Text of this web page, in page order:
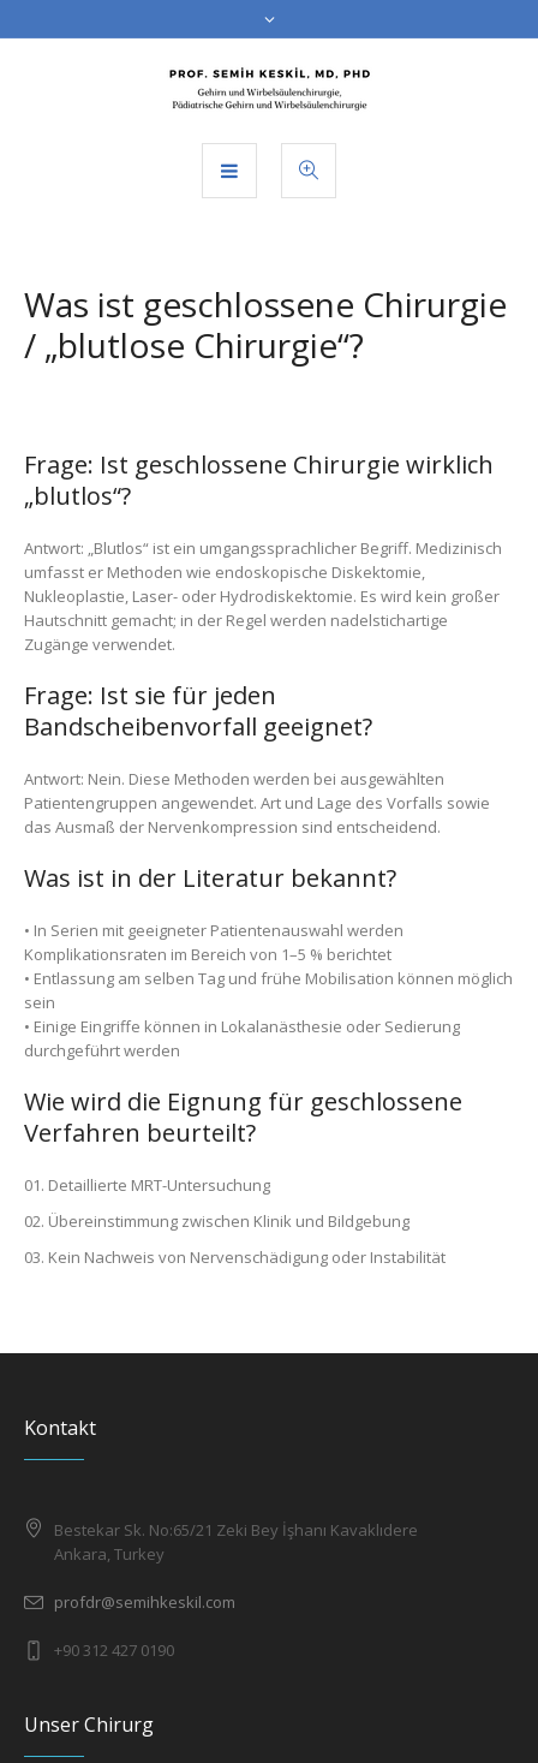
Was ist geschlossene Chirurgie
/ „blutlose Chirurgie“?
Frage: Ist geschlossene Chirurgie wirklich
„blutlos“?
Antwort: „Blutlos“ ist ein umgangssprachlicher Begriff. Medizinisch
umfasst er Methoden wie endoskopische Diskektomie,
Nukleoplastie, Laser- oder Hydrodiskektomie. Es wird kein großer
Hautschnitt gemacht; in der Regel werden nadelstichartige
Zugänge verwendet.
Frage: Ist sie für jeden
Bandscheibenvorfall geeignet?
Antwort: Nein. Diese Methoden werden bei ausgewählten
Patientengruppen angewendet. Art und Lage des Vorfalls sowie
das Ausmaß der Nervenkompression sind entscheidend.
Was ist in der Literatur bekannt?
• In Serien mit geeigneter Patientenauswahl werden
Komplikationsraten im Bereich von 1–5 % berichtet
• Entlassung am selben Tag und frühe Mobilisation können möglich
sein
• Einige Eingriffe können in Lokalanästhesie oder Sedierung
durchgeführt werden
Wie wird die Eignung für geschlossene
Verfahren beurteilt?
Detaillierte MRT-Untersuchung
Übereinstimmung zwischen Klinik und Bildgebung
Kein Nachweis von Nervenschädigung oder Instabilität
Kontakt
Bestekar Sk. No:65/21 Zeki Bey İşhanı Kavaklıdere
Ankara, Turkey
profdr@semihkeskil.com
+90 312 427 0190
Unser Chirurg